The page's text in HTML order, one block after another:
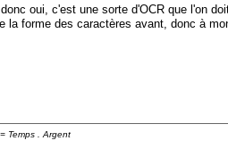
oui, c'est une sorte d'OCR que l'on
forme des caractères avant, donc à
Temps . Argent